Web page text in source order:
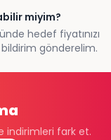
miyim?
hedef fiyatınızı
gönderelim.
indirimleri fark et.